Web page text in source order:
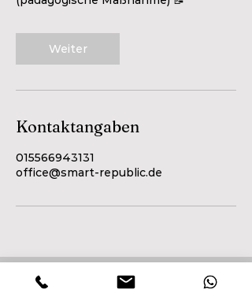
Weiter
Kontaktangaben
015566943131
office@smart-republic.de